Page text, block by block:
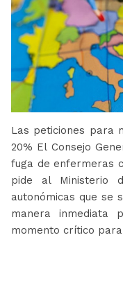
Las peticiones para
20% El Consejo
fuga de enfermeras
pide al Ministerio
autonómicas que se
manera inmediata
momento crítico